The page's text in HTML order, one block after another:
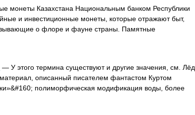
монеты Казахстана Национальным банком Республики
и инвестиционные монеты, которые отражают быт,
о флоре и фауне страны. Памятные
— У этого термина существуют и другие значения, см. Лёд
описанный писателем фантастом Куртом
полиморфическая модификация воды, более